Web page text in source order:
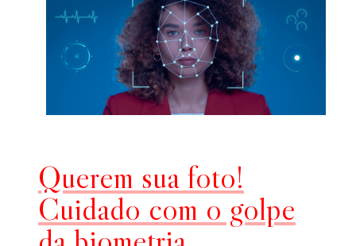
Querem sua foto!
Cuidado com o golpe